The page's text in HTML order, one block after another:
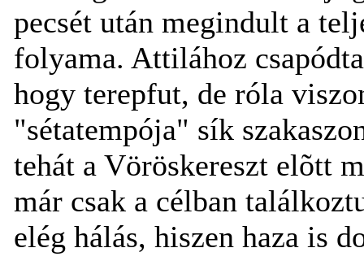
pecsét után megindult a
folyama. Attilához
hogy terepfut, de róla
"sétatempója" sík
tehát a Vöröskereszt elõtt
már csak a célban
elég hálás, hiszen haza is